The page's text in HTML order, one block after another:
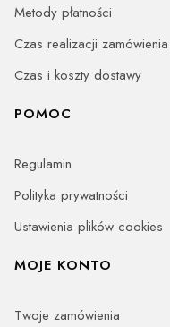
Metody płatności
Czas realizacji zamówienia
Czas i koszty dostawy
POMOC
Regulamin
Polityka prywatności
Ustawienia plików cookies
MOJE KONTO
Twoje zamówienia